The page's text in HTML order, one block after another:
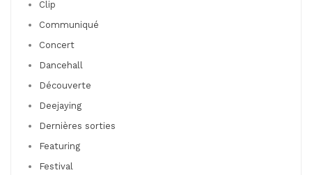
Clip
Communiqué
Concert
Dancehall
Découverte
Deejaying
Dernières sorties
Featuring
Festival